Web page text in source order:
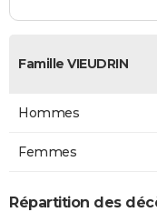
Famille VIEUDRIN
Hommes
Femmes
Répartition des